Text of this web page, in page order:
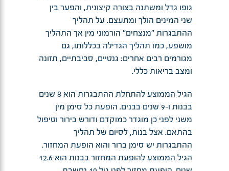
גופו גדל ומשתנה בצורה קיצונית, והפער בין
שני המינים הולך ומתעצם. על תהליך
ההתבגרות "מנצחים" הורמוני מין אך התהליך
מושפע, כמו תהליך הגדילה בכללותו, גם
מגורמים רבים אחרים: גנטיים, סביבתיים, תזונה
ומצב בריאות כללי.
הגיל הממוצע להתחלת ההתבגרות הוא 8 שנים
בבנות ו-9 שנים בבנים. הופעת כל סימן מין
משני לפני כן מוגדר כמוקדם ודורש בירור וטיפול
בהתאם. אצל בנות, לסיום של תהליך
ההתבגרות יש סימן ברור והוא הופעת המחזור.
הגיל הממוצע להופעת המחזור בבנות הוא 12.6